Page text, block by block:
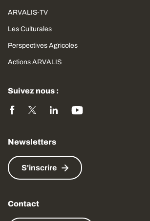
ARVALIS-TV
Les Culturales
Perspectives Agricoles
Actions ARVALIS
Suivez nous :
Newsletters
S'inscrire
Contact